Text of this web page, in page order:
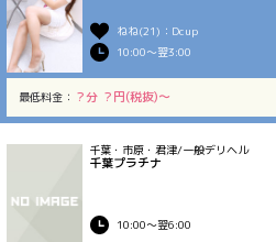
ねね(21)：Dcup
10:00〜翌3:00
最低料金： ？分 ？円(税抜)〜
千葉・市原・君津/一般デリヘル
千葉プラチナ
10:00〜翌6:00